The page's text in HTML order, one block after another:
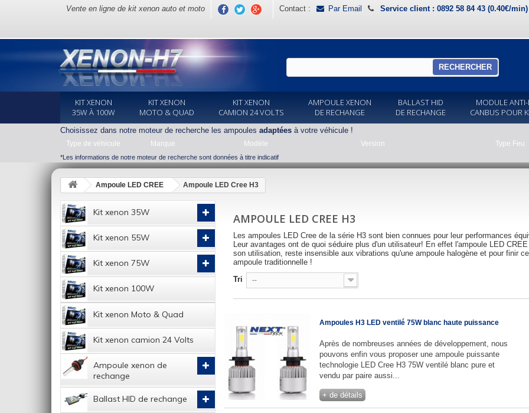
Vente en ligne de kit xenon auto et moto Contact : Par Email Service client : 0892 58 84 43 (0.40€/
RECHERCHER
KIT XENON
35W À 100W
KIT XENON
MOTO & QUAD
KIT XENON
CAMION 24 VOLTS
AMPOULE XENON
DE RECHANGE
BALLAST HID
DE RECHANGE
MODULE ANTI-
CANBUS POUR
Choisissez dans notre moteur de recherche les ampoules adaptées à votre véhicule !
Type de véhicule Marque Modèle Version Type Feu
*Les informations de notre moteur de recherche sont données à titre indicatif
Ampoule LED CREE Ampoule LED Cree H3
Kit xenon 35W
Kit xenon 55W
Kit xenon 75W
Kit xenon 100W
Kit xenon Moto & Quad
Kit xenon camion 24 Volts
Ampoule xenon de
rechange
Ballast HID de rechange
AMPOULE LED CREE H3
Les ampoules LED Cree de la série H3 sont bien connues pour leur performances
Leur avantages ont de quoi séduire plus d'un utilisateur! En effet l'ampoule LED
son utilisation, reste insensible aux vibrations qu'une ampoule halogène et pour finir
ampoule traditionnelle !
Tri --
Ampoules H3 LED ventilé 75W blanc haute puissance
Après de nombreuses années de développement, nous
pouvons enfin vous proposer une ampoule puissante
technologie LED Cree H3 75W ventilé blanc pure et
vendu par paire aussi...
+ de détails